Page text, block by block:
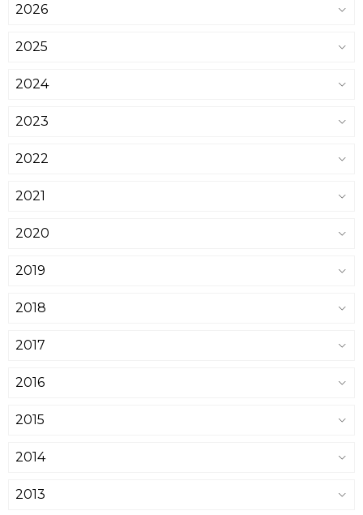
2026
2025
2024
2023
2022
2021
2020
2019
2018
2017
2016
2015
2014
2013